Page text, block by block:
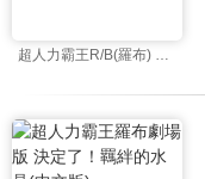
超人力霸王R/B(羅布) 選擇！羈絆的水晶